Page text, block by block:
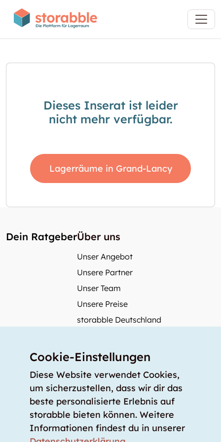
Dieses Inserat ist leider
nicht mehr verfügbar.
Lagerräume in Grand-Lancy
Dein RatgeberÜber uns
Unser Angebot
Unsere Partner
Unser Team
Unsere Preise
storabble Deutschland
Mehr über storabble
Medienbeiträge
Wie gross muss ein Lagerraum sein?
Was kostet ein Lagerraum?
Für Lageranbieter
Cookie-Einstellungen
Diese Website verwendet Cookies,
um sicherzustellen, dass wir dir das
beste personalisierte Erlebnis auf
storabble bieten können. Weitere
Informationen findest du in unserer